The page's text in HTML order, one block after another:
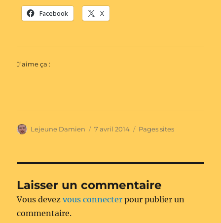
Facebook X
J’aime ça :
Auteur
Lejeune Damien
Publié
7 avril 2014 Catégories
Pages sites
Laisser un commentaire
Vous devezvous connecter pour publier un
commentaire.